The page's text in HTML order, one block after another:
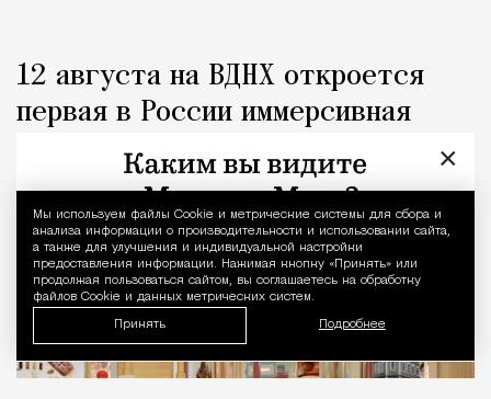
Уведомление
Мы используем файлы Сookie и метрические системы для сбора и
анализа информации о производительности и использовании сайта,
а также для улучшения и индивидуальной настройки
предоставления информации. Нажимая кнопку «Принять» или
продолжая пользоваться сайтом, вы соглашаетесь на обработку
файлов Cookie и данных метрических систем.
Принять Подробнее
12 августа на ВДНХ откроется
первая в России иммерсивная
шоколадная фабрика
×